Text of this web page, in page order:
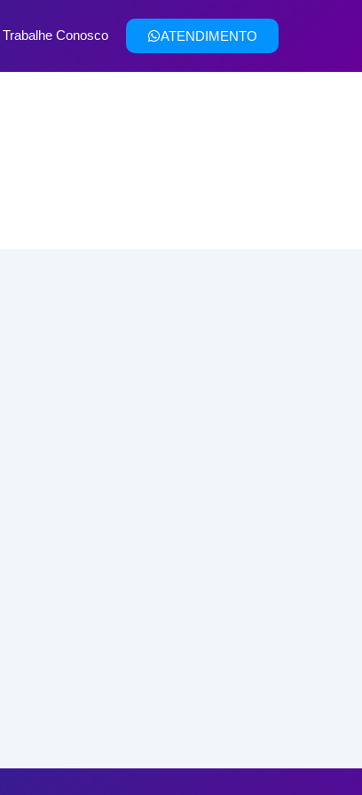
Trabalhe Conosco ATENDIMENTO